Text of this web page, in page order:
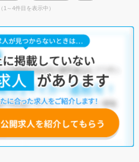
（1～4件目を表示中）